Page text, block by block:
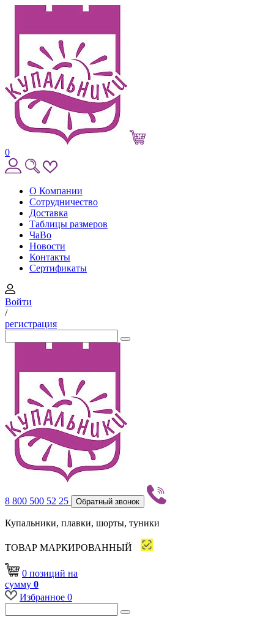
0
О Компании
Сотрудничество
Доставка
Таблицы размеров
ЧаВо
Новости
Контакты
Сертификаты
Войти
/
регистрация
8 800 500 52 25 Обратный звонок
Купальники, плавки, шорты, туники
ТОВАР МАРКИРОВАННЫЙ
0 позиций на
сумму 0
Избранное 0